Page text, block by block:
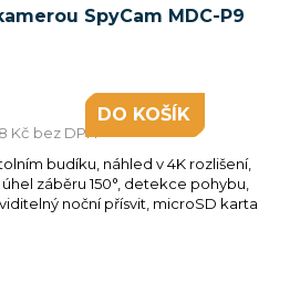
SpyCam MDC-P9
Kč bez DPH
DO KOŠÍKU
budíku, náhled v 4K rozlišení,
záběru 150°, detekce pohybu,
noční přísvit, microSD karta